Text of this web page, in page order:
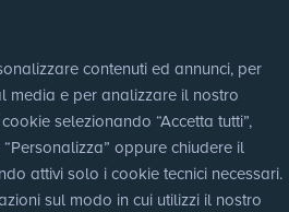
contenuti ed annunci, per
media e per analizzare il nostro
selezionando “Accetta tutti”,
oppure chiudere il
attivi solo i cookie tecnici necessari.
sul modo in cui utilizzi il nostro